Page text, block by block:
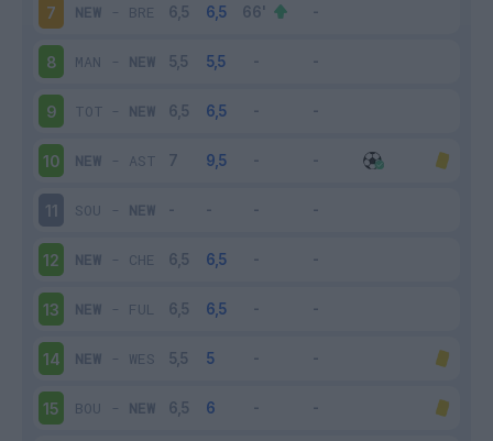
7 NEW - BRE
8 MAN - NEW
9 TOT - NEW
10 NEW - AST
11 SOU - NEW
12 NEW - CHE
13 NEW - FUL
14 NEW - WES
15 BOU - NEW